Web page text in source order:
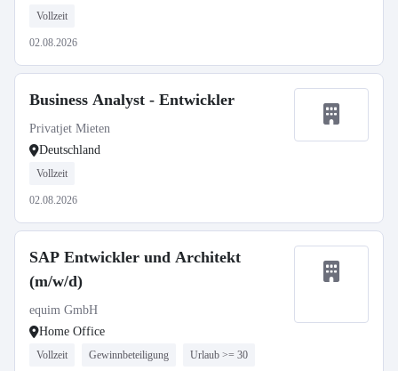
Vollzeit
02.08.2026
Business Analyst - Entwickler
Privatjet Mieten
Deutschland
Vollzeit
02.08.2026
SAP Entwickler und Architekt
(m/w/d)
equim GmbH
Home Office
Vollzeit Gewinnbeteiligung Urlaub >= 30